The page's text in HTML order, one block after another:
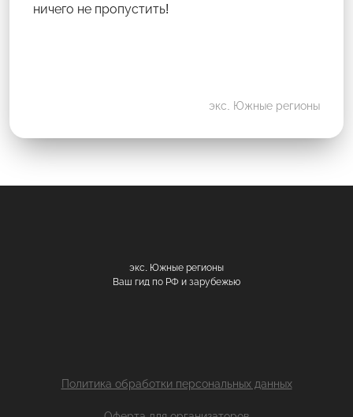
ничего не пропустить!
экс. Южные регионы
экс. Южные регионы
Ваш гид по РФ и зарубежью
Политика обработки персональных данных